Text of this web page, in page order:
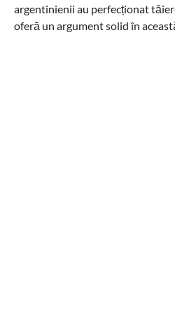
argentinienii au perfecționat
oferă un argument solid în